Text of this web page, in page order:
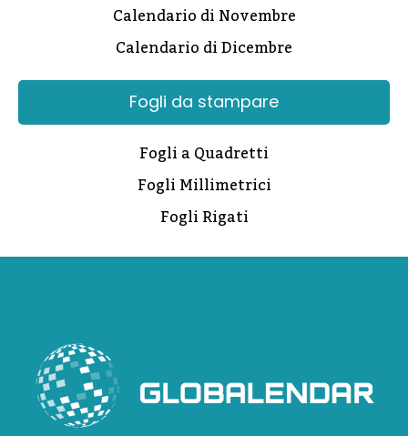
Calendario di Novembre
Calendario di Dicembre
Fogli da stampare
Fogli a Quadretti
Fogli Millimetrici
Fogli Rigati